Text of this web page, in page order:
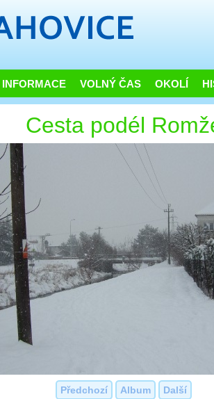
INFORMACE VOLNÝ ČAS OKOLÍ
Cesta podél
Předchozí Album Další